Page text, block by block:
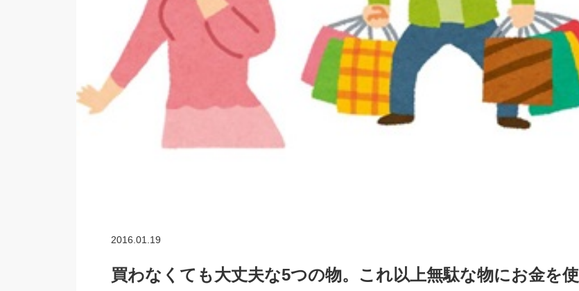
2016.01.19
買わなくても大丈夫な5つの物。これ以上無駄な物にお金を使